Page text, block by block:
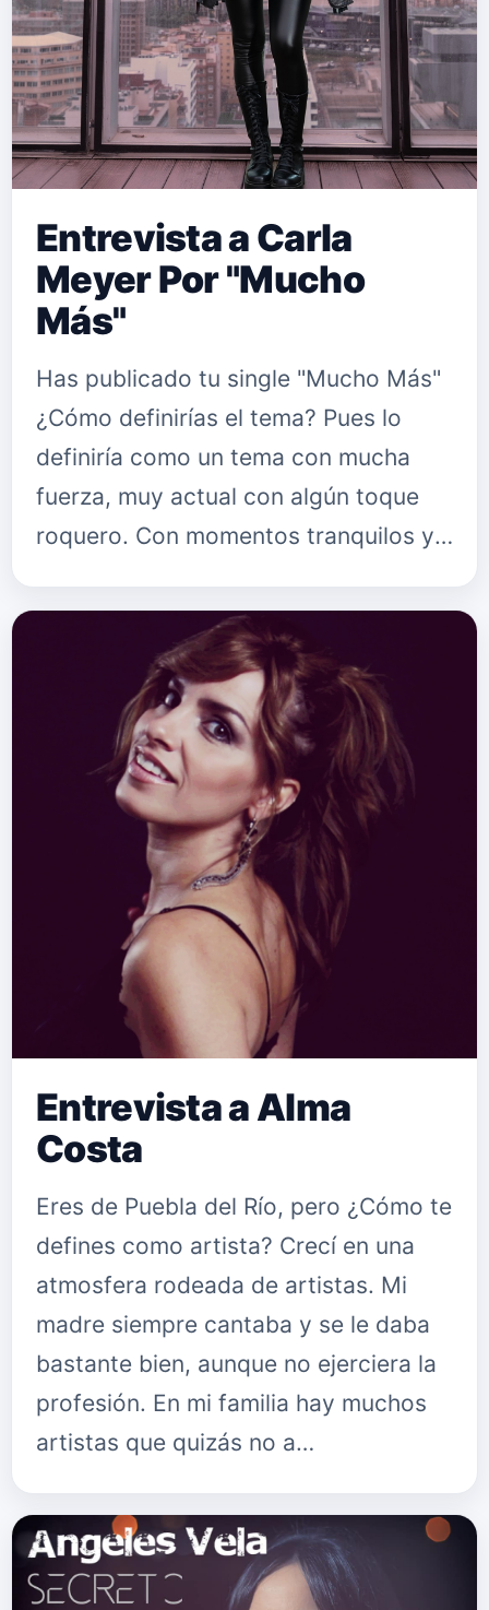
Entrevista a Carla
Meyer Por "Mucho
Más"
Has publicado tu single "Mucho Más"
¿Cómo definirías el tema? Pues lo
definiría como un tema con mucha
fuerza, muy actual con algún toque
roquero. Con momentos tranquilos y
mensaje quieres lanzar con "Mucho
Entrevista a Alma
Costa
Eres de Puebla del Río, pero ¿Cómo te
defines como artista? Crecí en una
atmosfera rodeada de artistas. Mi
madre siempre cantaba y se le daba
bastante bien, aunque no ejerciera la
profesión. En mi familia hay muchos
artistas que quizás no a…